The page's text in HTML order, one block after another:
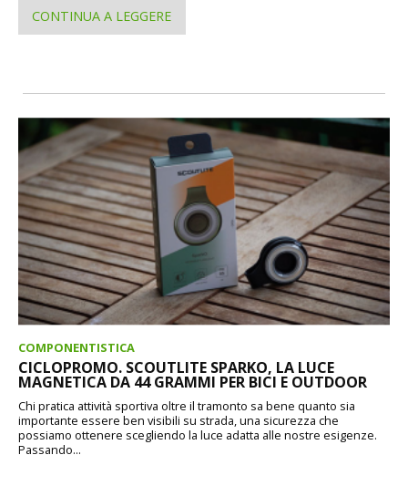
CONTINUA A LEGGERE
COMPONENTISTICA
CICLOPROMO. SCOUTLITE SPARKO, LA LUCE
MAGNETICA DA 44 GRAMMI PER BICI E OUTDOOR
Chi pratica attività sportiva oltre il tramonto sa bene quanto sia
importante essere ben visibili su strada, una sicurezza che
possiamo ottenere scegliendo la luce adatta alle nostre esigenze.
Passando...